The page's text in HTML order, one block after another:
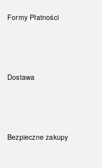
Formy Płatności
Dostawa
Bezpieczne zakupy